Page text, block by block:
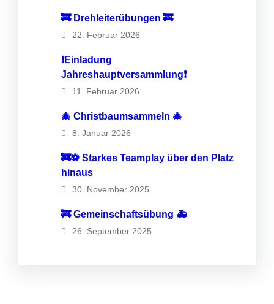
🚒 Drehleiterübungen 🚒
22. Februar 2026
❗️Einladung
Jahreshauptversammlung❗️
11. Februar 2026
🎄 Christbaumsammeln 🎄
8. Januar 2026
🚒⚽️ Starkes Teamplay über den Platz
hinaus
30. November 2025
🚒 Gemeinschaftsübung 🚑
26. September 2025